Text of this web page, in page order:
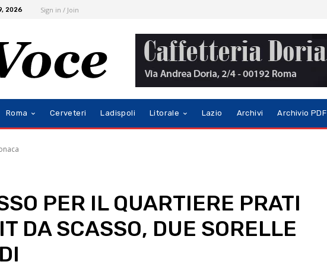
2026 Sign in / Join
Roma Cerveteri Ladispoli Litorale Lazio Archivi Archivio PDF
PER IL QUARTIERE PRATI
DA SCASSO, DUE SORELLE